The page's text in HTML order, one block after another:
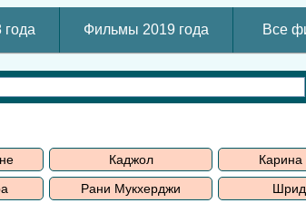
Фильмы 2019 года Все
Каджол
Карина
Рани Мукхерджи